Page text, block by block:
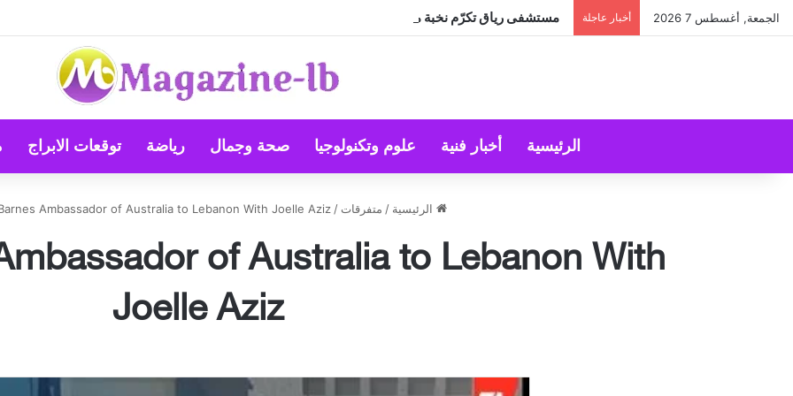
الجمعة, أغسطس 7 2026 أخبار عاجلة مستشفى رياق تكرّم نخبة من الأطباء الرواد
الرئيسية أخبار فنية علوم وتكنولوجيا صحة وجمال رياضة توقعات الابراج
الرئيسية / متفرقات /
Ambassador of Australia to Lebanon With Joelle Aziz
of Australia to Lebanon With
Joelle Aziz